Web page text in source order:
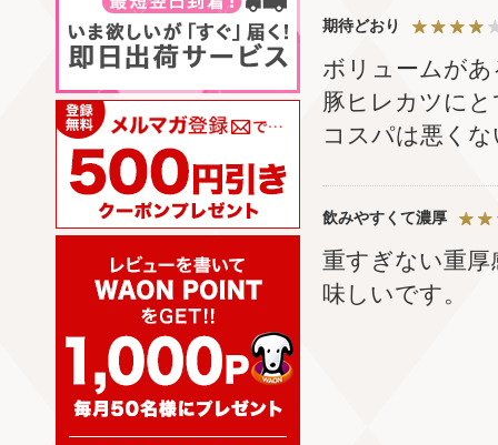
期待どおり
ボリュームが
豚ヒレカツに
コスパは悪く
飲みやすくて濃厚
重すぎない重
味しいです。